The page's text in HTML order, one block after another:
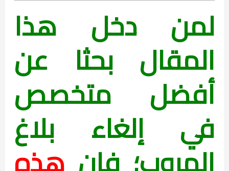
لمن دخل هذا
المقال بحثا عن
أفضل متخصص
في إلغاء بلاغ